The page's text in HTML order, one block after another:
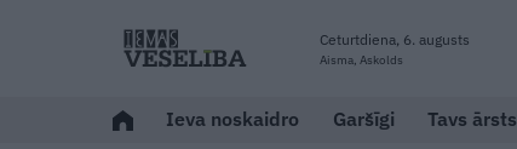
Ceturtdiena, 6. augusts
Aisma, Askolds
Ieva noskaidro Garšīgi Tavs ārsts